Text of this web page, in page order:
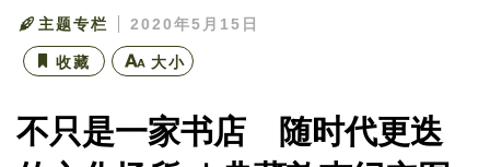
主题专栏 2020年5月15日
收藏 大小
不只是一家书店 随时代更迭